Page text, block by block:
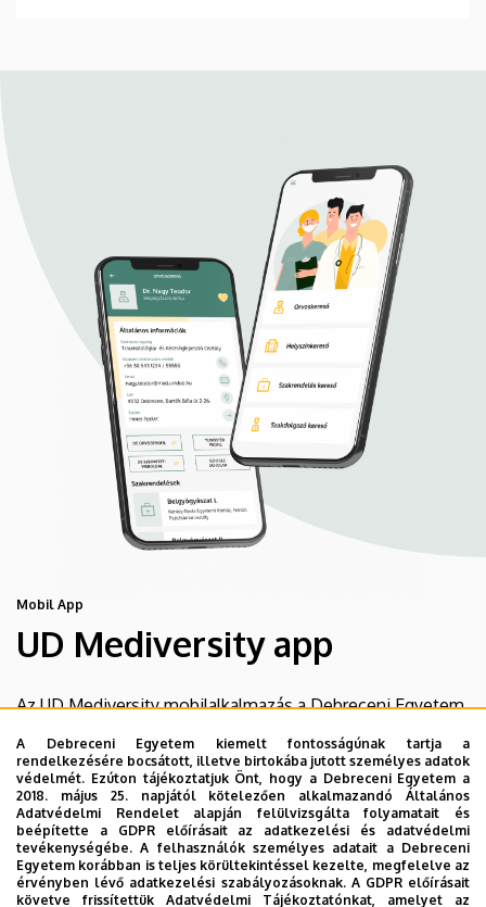
A Debreceni Egyetem kiemelt fontosságúnak tartja a
rendelkezésére bocsátott, illetve birtokába jutott személyes adatok
védelmét. Ezúton tájékoztatjuk Önt, hogy a Debreceni Egyetem a
2018. május 25. napjától kötelezően alkalmazandó Általános
Adatvédelmi Rendelet alapján felülvizsgálta folyamatait és
beépítette a GDPR előírásait az adatkezelési és adatvédelmi
tevékenységébe. A felhasználók személyes adatait a Debreceni
Egyetem korábban is teljes körültekintéssel kezelte, megfelelve az
érvényben lévő adatkezelési szabályozásoknak. A GDPR előírásait
követve frissítettük Adatvédelmi Tájékoztatónkat, amelyet az
Mobil App
UD Mediversity app
Az UD Mediversity mobilalkalmazás a Debreceni Egyetem
előremutató fejlesztése, melynek célja, hogy a betegek
és a hozzátartozók egyszerűen, gyorsan
eligazodhassanak a Klinikai Központ szolgáltatásai
között, mert az Ön egészsége a mi prioritásunk. A
Debreceni Egyetem egészségügyi ellátáskereső
alkalmazása lehetővé teszi felhasználói számára az
egyetem egészségügyi információihoz való naprakész